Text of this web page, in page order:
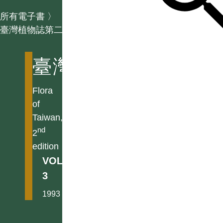
所有電子書 〉
臺灣植物誌第二版
臺灣植物誌第二版
Flora
of
Taiwan,
2nd
edition
VOL.
3
1993